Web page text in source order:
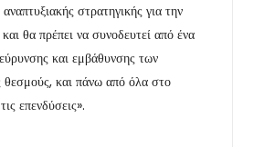
στρατηγικής για την
θα πρέπει να συνοδευτεί από ένα
και εμβάθυνσης των
θεσμούς, και πάνω από όλα στο
επενδύσεις».